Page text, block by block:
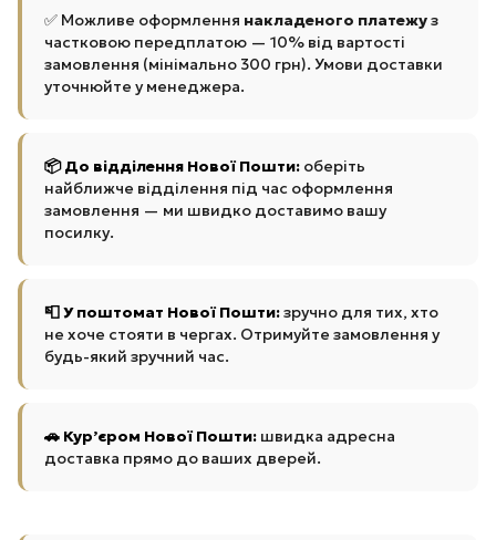
✅ Можливе оформлення накладеного платежуз
частковою передплатою — 10% від вартості
замовлення (мінімально 300 грн). Умови доставки
уточнюйте у менеджера.
📦 До відділення Нової Пошти: оберіть
найближче відділення під час оформлення
замовлення — ми швидко доставимо вашу
посилку.
📮 У поштомат Нової Пошти:зручно для тих, хто
не хоче стояти в чергах. Отримуйте замовлення у
будь-який зручний час.
🚗 Кур’єром Нової Пошти: швидка адресна
доставка прямо до ваших дверей.